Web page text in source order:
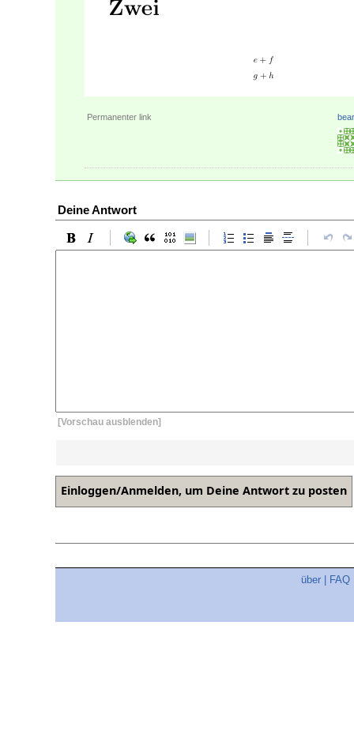
Permanenter link
Deine Antwort
[Vorschau ausblenden]
über FAQ